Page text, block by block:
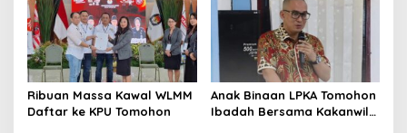
Ribuan Massa Kawal WLMM
Daftar ke KPU Tomohon
Anak Binaan LPKA Tomohon
Ibadah Bersama Kakanwil